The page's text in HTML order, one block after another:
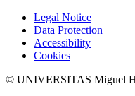
Legal Notice
Data Protection
Accessibility
Cookies
© UNIVERSITAS Miguel